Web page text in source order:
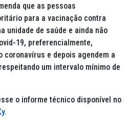
que as pessoas
para a vacinação contra
unidade de saúde e ainda não
19, preferencialmente,
coronavírus e depois agendem a
um intervalo mínimo de
o informe técnico disponível no
.